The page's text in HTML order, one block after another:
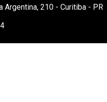
Argentina, 210 - Curitiba - PR